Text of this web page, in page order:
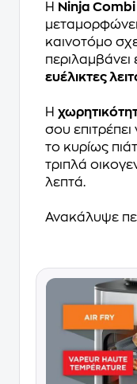
Η Ninja
καινοτόμο
ευέλικτες
Η
σου
το κυρίως
τριπλά
λεπτά.
Ανακάλυψε